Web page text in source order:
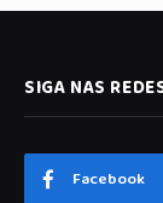
SIGA NAS
Facebook